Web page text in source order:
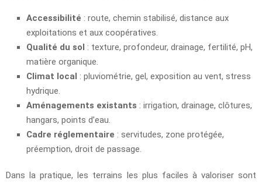
Accessibilité : route, chemin stabilisé, distance aux
exploitations et aux coopératives.
Qualité du sol : texture, profondeur, drainage, fertilité, pH,
matière organique.
Climat local : pluviométrie, gel, exposition au vent, stress
hydrique.
Aménagements existants : irrigation, drainage, clôtures,
hangars, points d’eau.
Cadre réglementaire : servitudes, zone protégée,
préemption, droit de passage.
Dans la pratique, les terrains les plus faciles à valoriser sont